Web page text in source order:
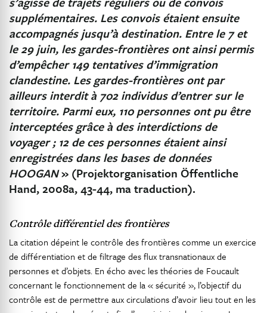
supplémentaires. Les convois étaient ensuite
accompagnés jusqu’à destination. Entre le 7 et
le 29 juin, les gardes-frontières ont ainsi permis
d’empêcher 149 tentatives d’immigration
clandestine. Les gardes-frontières ont par
ailleurs interdit à 702 individus d’entrer sur le
territoire. Parmi eux, 110 personnes ont pu être
interceptées grâce à des interdictions de
voyager ; 12 de ces personnes étaient ainsi
enregistrées dans les bases de données
HOOGAN» (Projektorganisation Öffentliche
Hand, 2008a, 43-44, ma traduction).
Contrôle différentiel des frontières
La citation dépeint le contrôle des frontières comme un exercice
de différentiation et de filtrage des flux transnationaux de
personnes et d’objets. En écho avec les théories de Foucault
concernant le fonctionnement de la « sécurité », l’objectif du
contrôle est de permettre aux circulations d’avoir lieu tout en les